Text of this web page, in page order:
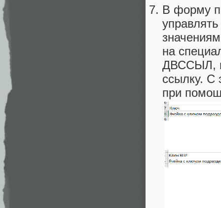
В форму
на
ДВССЫЛ,
ссылку. С
при